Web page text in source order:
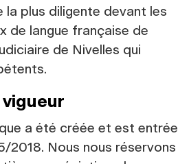
plus diligente devant les
de langue française de
de Nivelles qui
vigueur
a été créée et est entrée
2018. Nous nous réservons